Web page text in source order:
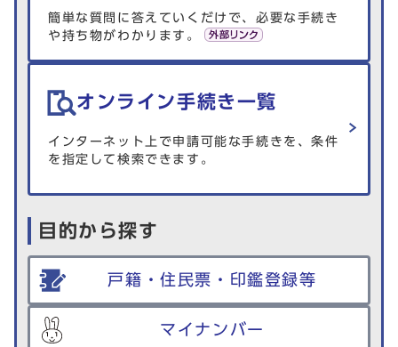
簡単な質問に答えていくだけで、必要な手続き
や持ち物がわかります。
オンライン手続き一覧
インターネット上で申請可能な手続きを、条件
を指定して検索できます。
目的から探す
戸籍・住民票・印鑑登録等
マイナンバー